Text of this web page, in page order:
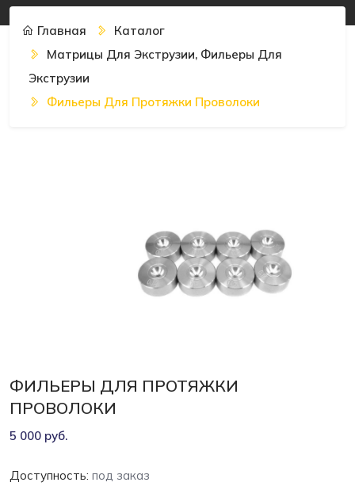
Главная
Каталог
Матрицы Для Экструзии, Фильеры Для
Экструзии
Фильеры Для Протяжки Проволоки
ФИЛЬЕРЫ ДЛЯ ПРОТЯЖКИ
ПРОВОЛОКИ
5 000 руб.
Доступность: под заказ